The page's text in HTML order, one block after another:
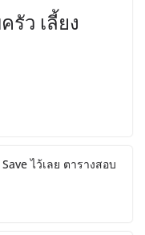
ว เลี้ยง
ไว้เลย ตารางสอบ